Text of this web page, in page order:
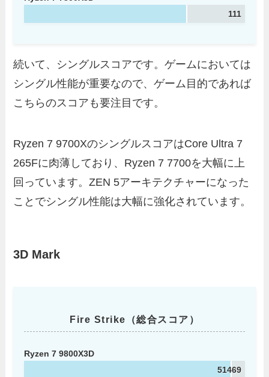
111
続いて、シングルスコアです。ゲームにおいては
シングル性能が重要なので、ゲーム目的であれば
こちらのスコアも要注目です。
Ryzen 7 9700XのシングルスコアはCore Ultra 7
265Fに肉薄しており、Ryzen 7 7700を大幅に上
回っています。ZEN 5アーキテクチャーになった
ことでシングル性能は大幅に強化されています。
3D Mark
Fire Strike（総合スコア）
Ryzen 7 9800X3D
51469